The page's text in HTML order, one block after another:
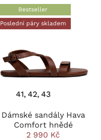
Bestseller
Poslední páry skladem
41 42 43
Dámské sandály Hava
Comfort hnědé
2 990 Kč